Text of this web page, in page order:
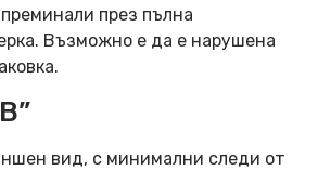
през пълна
Възможно е да е нарушена
вид, с минимални следи от